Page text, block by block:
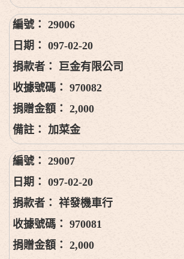
29006
097-02-20
巨金有限公司
970082
2,000
加菜金
29007
097-02-20
祥發機車行
970081
2,000